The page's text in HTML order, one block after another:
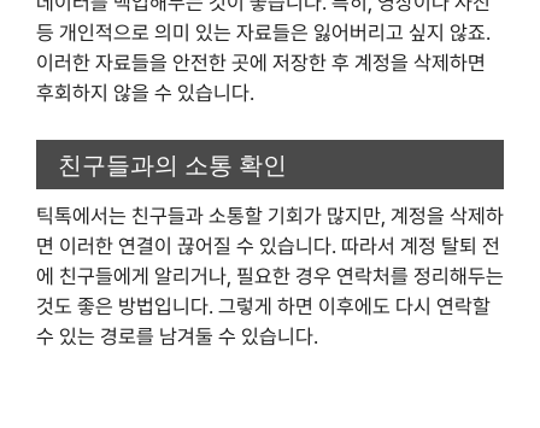
등 개인적으로 의미 있는 자료들은 잃어버리고 싶지 않죠.
이러한 자료들을 안전한 곳에 저장한 후 계정을 삭제하면
후회하지 않을 수 있습니다.
친구들과의 소통 확인
틱톡에서는 친구들과 소통할 기회가 많지만, 계정을 삭제하
면 이러한 연결이 끊어질 수 있습니다. 따라서 계정 탈퇴 전
에 친구들에게 알리거나, 필요한 경우 연락처를 정리해두는
것도 좋은 방법입니다. 그렇게 하면 이후에도 다시 연락할
수 있는 경로를 남겨둘 수 있습니다.